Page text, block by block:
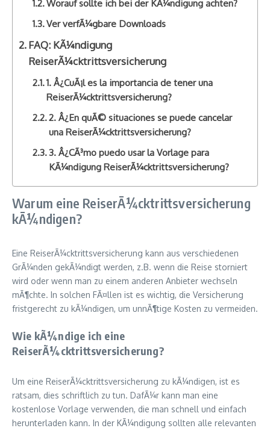
Worauf sollte ich bei der KÃ¼ndigung achten?
Ver verfÃ¼gbare Downloads
FAQ: KÃ¼ndigung
ReiserÃ¼cktrittsversicherung
1. Â¿CuÃ¡l es la importancia de tener una
ReiserÃ¼cktrittsversicherung?
2. Â¿En quÃ© situaciones se puede cancelar
una ReiserÃ¼cktrittsversicherung?
3. Â¿CÃ³mo puedo usar la Vorlage para
KÃ¼ndigung ReiserÃ¼cktrittsversicherung?
Warum eine ReiserÃ¼cktrittsversicherung
kÃ¼ndigen?
Eine ReiserÃ¼cktrittsversicherung kann aus verschiedenen
GrÃ¼nden gekÃ¼ndigt werden, z.B. wenn die Reise storniert
wird oder wenn man zu einem anderen Anbieter wechseln
mÃ¶chte. In solchen FÃ¤llen ist es wichtig, die Versicherung
fristgerecht zu kÃ¼ndigen, um unnÃ¶tige Kosten zu vermeiden.
Wie kÃ¼ndige ich eine
ReiserÃ¼cktrittsversicherung?
Um eine ReiserÃ¼cktrittsversicherung zu kÃ¼ndigen, ist es
ratsam, dies schriftlich zu tun. DafÃ¼r kann man eine
kostenlose Vorlage verwenden, die man schnell und einfach
herunterladen kann. In der KÃ¼ndigung sollten alle relevanten